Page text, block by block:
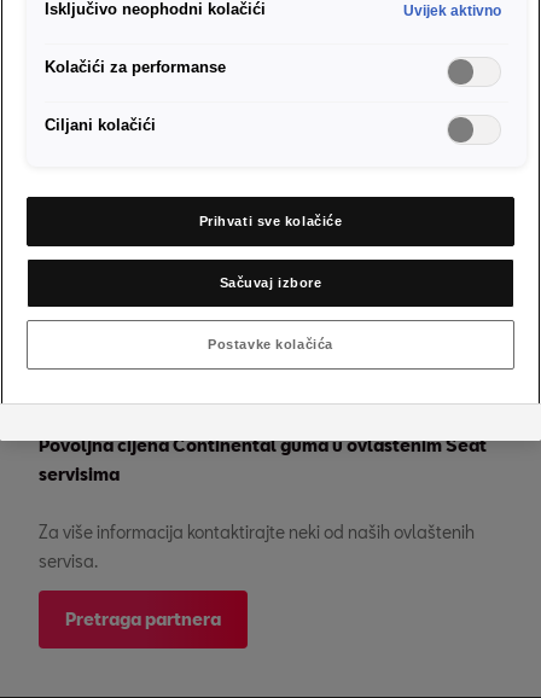
Pronađi ovlašteni servis
Povoljna cijena Continental guma u ovlaštenim Seat
servisima
Za više informacija kontaktirajte neki od naših ovlaštenih
servisa.
Pretraga partnera
Isključivo neophodni kolačići Uvijek aktivno
Kolačići za performanse
Ciljani kolačići
Prihvati sve kolačiće
Sačuvaj izbore
Postavke kolačića